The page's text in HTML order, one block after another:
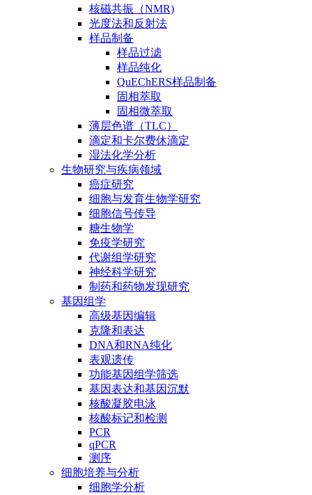
核磁共振（NMR)
光度法和反射法
样品制备
样品过滤
样品纯化
QuEChERS样品制备
固相萃取
固相微萃取
薄层色谱（TLC）
滴定和卡尔费休滴定
湿法化学分析
生物研究与疾病领域
癌症研究
细胞与发育生物学研究
细胞信号传导
糖生物学
免疫学研究
代谢组学研究
神经科学研究
制药和药物发现研究
基因组学
高级基因编辑
克隆和表达
DNA和RNA纯化
表观遗传
功能基因组学筛选
基因表达和基因沉默
核酸凝胶电泳
核酸标记和检测
PCR
qPCR
测序
细胞培养与分析
细胞学分析